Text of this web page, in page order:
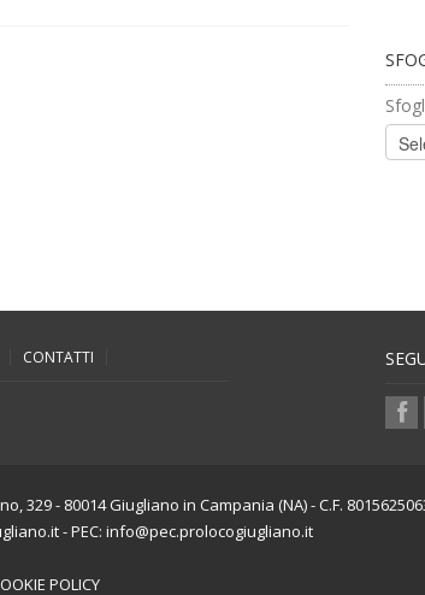
CONTATTI
329 - 80014 Giugliano in Campania (NA) - C.F.
- PEC: info@pec.prolocogiugliano.it
POLICY